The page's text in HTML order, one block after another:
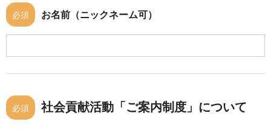
必須 お名前（ニックネーム可）
必須 社会貢献活動「ご案内制度」について